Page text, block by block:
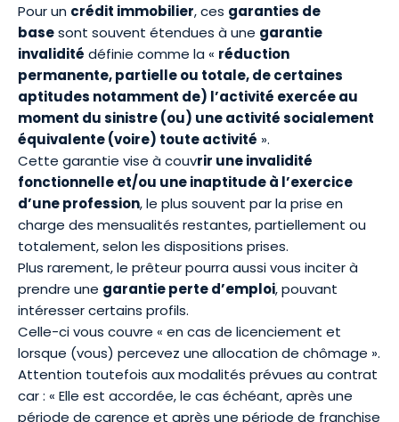
Pour un crédit immobilier, ces garanties de
basesont souvent étendues à une garantie
invalidité définie comme la « réduction
permanente, partielle ou totale, de certaines
aptitudes notamment de) l’activité exercée au
moment du sinistre (ou) une activité socialement
équivalente (voire) toute activité ».
Cette garantie vise à couvrir une invalidité
fonctionnelle et/ou une inaptitude à l’exercice
d’une profession, le plus souvent par la prise en
charge des mensualités restantes, partiellement ou
totalement, selon les dispositions prises.
Plus rarement, le prêteur pourra aussi vous inciter à
prendre une garantie perte d’emploi, pouvant
intéresser certains profils.
Celle-ci vous couvre « en cas de licenciement et
lorsque (vous) percevez une allocation de chômage ».
Attention toutefois aux modalités prévues au contrat
car : « Elle est accordée, le cas échéant, après une
période de carence et après une période de franchise